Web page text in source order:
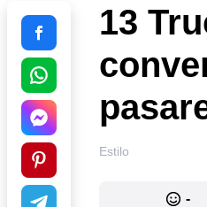
13
Estilo
-